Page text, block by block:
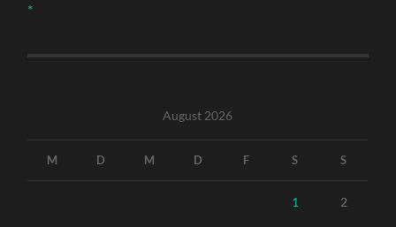
*
August 2026
M D M D F S S
1 2